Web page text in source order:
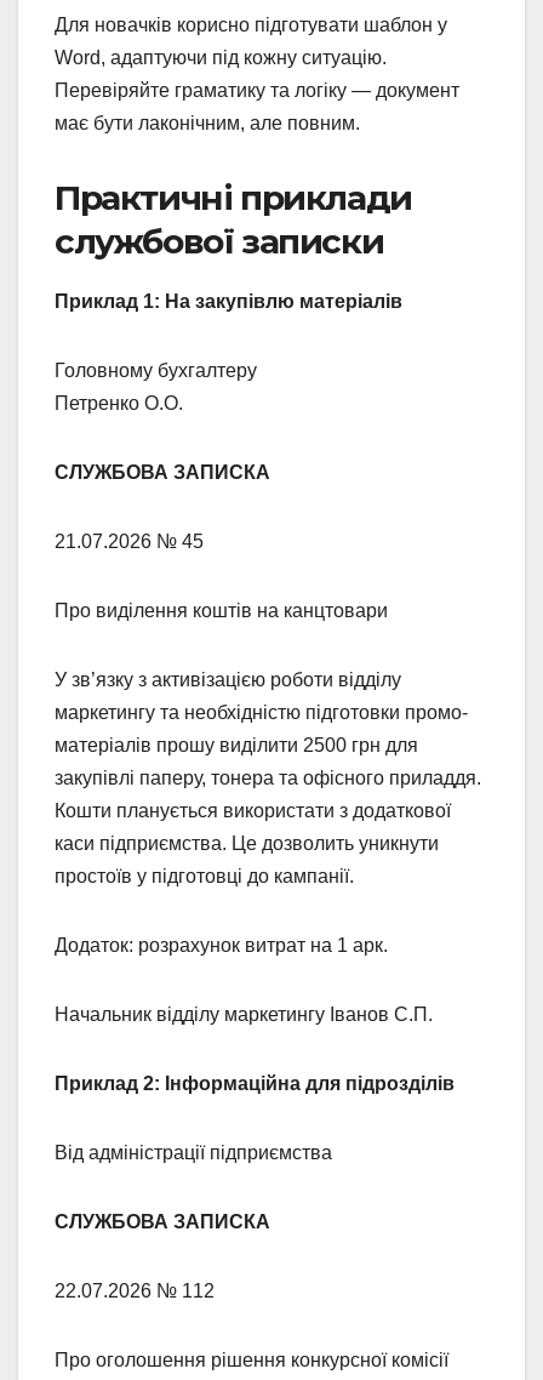
Для новачків корисно підготувати шаблон у
Word, адаптуючи під кожну ситуацію.
Перевіряйте граматику та логіку — документ
має бути лаконічним, але повним.
Практичні приклади
службової записки
Приклад 1: На закупівлю матеріалів
Головному бухгалтеру
Петренко О.О.
СЛУЖБОВА ЗАПИСКА
21.07.2026 № 45
Про виділення коштів на канцтовари
У зв’язку з активізацією роботи відділу
маркетингу та необхідністю підготовки промо-
матеріалів прошу виділити 2500 грн для
закупівлі паперу, тонера та офісного приладдя.
Кошти планується використати з додаткової
каси підприємства. Це дозволить уникнути
простоїв у підготовці до кампанії.
Додаток: розрахунок витрат на 1 арк.
Начальник відділу маркетингу Іванов С.П.
Приклад 2: Інформаційна для підрозділів
Від адміністрації підприємства
СЛУЖБОВА ЗАПИСКА
22.07.2026 № 112
Про оголошення рішення конкурсної комісії